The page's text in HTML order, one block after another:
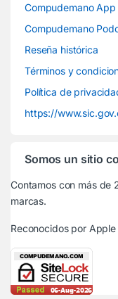
Compudemano
Compudemano
Reseña histórica
Términos y
Política de
https://
Somos un sitio
Contamos con más de
marcas.
Reconocidos por Apple